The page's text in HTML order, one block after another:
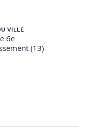
de l’agence.
VILLE
6e
(13)